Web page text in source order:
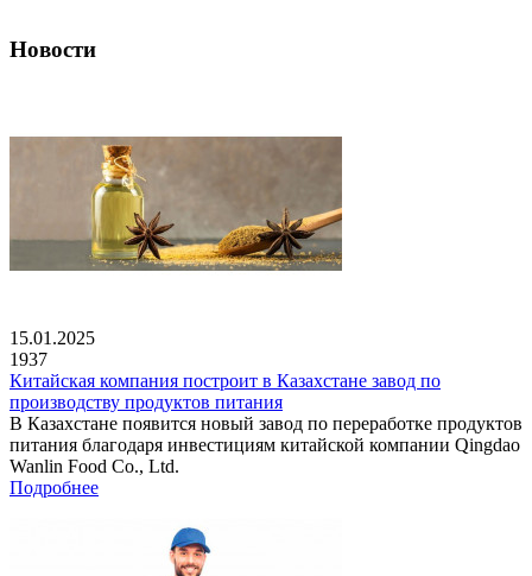
Новости
15.01.2025
1937
Китайская компания построит в Казахстане завод по
производству продуктов питания
В Казахстане появится новый завод по переработке продуктов
питания благодаря инвестициям китайской компании Qingdao
Wanlin Food Co., Ltd.
Подробнее